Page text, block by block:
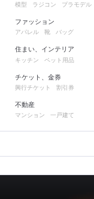
模型 ラジコン プラモデル
ファッション
アパレル 靴 バッグ
住まい、インテリア
キッチン ペット用品
チケット、金券
興行チケット 割引券
不動産
マンション 一戸建て